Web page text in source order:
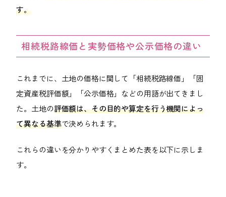
す。
相続税路線価と実勢価格や公示価格の違い
これまでに、土地の価格に関して「相続税路線価」「固
定資産税評価額」「公示価格」などの用語が出てきまし
た。土地の評価額は、その目的や算定を行う機関によっ
て異なる基準で決められます。
これらの違いを分かりやすくまとめた表を以下に示しま
す。